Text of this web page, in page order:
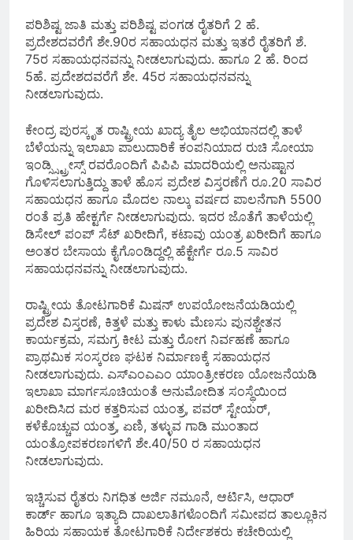
ಪರಿಶಿಷ್ಟ ಜಾತಿ ಮತ್ತು ಪರಿಶಿಷ್ಟ ಪಂಗಡ ರೈತರಿಗೆ 2 ಹೆ.
ಪ್ರದೇಶದವರೆಗೆ ಶೇ.90ರ ಸಹಾಯಧನ ಮತ್ತು ಇತರೆ ರೈತರಿಗೆ ಶೆ.
75ರ ಸಹಾಯಧನವನ್ನು ನೀಡಲಾಗುವುದು. ಹಾಗೂ 2 ಹೆ. ರಿಂದ
5ಹೆ. ಪ್ರದೇಶದವರೆಗೆ ಶೇ. 45ರ ಸಹಾಯಧನವನ್ನು
ನೀಡಲಾಗುವುದು.
ಕೇಂದ್ರ ಪುರಸ್ಕೃತ ರಾಷ್ಟ್ರೀಯ ಖಾದ್ಯ ತೈಲ ಅಭಿಯಾನದಲ್ಲಿ ತಾಳೆ
ಬೆಳೆಯನ್ನು ಇಲಾಖಾ ಪಾಲುದಾರಿಕೆ ಕಂಪನಿಯಾದ ರುಚಿ ಸೋಯಾ
ಇಂಡ್ಸ್ಸ್ಟ್ರೀಸ್ಸ್ ರವರೊಂದಿಗೆ ಪಿಪಿಪಿ ಮಾದರಿಯಲ್ಲಿ ಅನುಷ್ಟಾನ
ಗೊಳಿಸಲಾಗುತ್ತಿದ್ದು ತಾಳೆ ಹೊಸ ಪ್ರದೇಶ ವಿಸ್ತರಣೆಗೆ ರೂ.20 ಸಾವಿರ
ಸಹಾಯಧನ ಹಾಗೂ ಮೊದಲ ನಾಲ್ಕು ವರ್ಷದ ಪಾಲನೆಗಾಗಿ 5500
ರಂತೆ ಪ್ರತಿ ಹೇಕ್ಟರ್ಗೆ ನೀಡಲಾಗುವುದು. ಇದರ ಜೊತೆಗೆ ತಾಳೆಯಲ್ಲಿ
ಡಿಸೇಲ್ ಪಂಪ್ ಸೆಟ್ ಖರೀದಿಗೆ, ಕಟಾವು ಯಂತ್ರ ಖರೀದಿಗೆ ಹಾಗೂ
ಅಂತರ ಬೇಸಾಯ ಕೈಗೊಂಡಿದ್ದಲ್ಲಿ ಹೆಕ್ಟೇರ್ಗೆ ರೂ.5 ಸಾವಿರ
ಸಹಾಯಧನವನ್ನು ನೀಡಲಾಗುವುದು.
ರಾಷ್ಟ್ರೀಯ ತೋಟಗಾರಿಕೆ ಮಿಷನ್ ಉಪಯೋಜನೆಯಡಿಯಲ್ಲಿ
ಪ್ರದೇಶ ವಿಸ್ತರಣೆ, ಕಿತ್ತಳೆ ಮತ್ತು ಕಾಳು ಮೆಣಸು ಪುನಶ್ಚೇತನ
ಕಾರ್ಯಕ್ರಮ, ಸಮಗ್ರ ಕೀಟ ಮತ್ತು ರೋಗ ನಿರ್ವಹಣೆ ಹಾಗೂ
ಪ್ರಾಥಮಿಕ ಸಂಸ್ಕರಣ ಘಟಕ ನಿರ್ಮಾಣಕ್ಕೆ ಸಹಾಯಧನ
ನೀಡಲಾಗುವುದು. ಎಸ್‌ಎಂಎಎಂ ಯಾಂತ್ರೀಕರಣ ಯೋಜನೆಯಡಿ
ಇಲಾಖಾ ಮಾರ್ಗಸೂಚಿಯಂತೆ ಅನುಮೋದಿತ ಸಂಸ್ಥೆಯಿಂದ
ಖರೀದಿಸಿದ ಮರ ಕತ್ತರಿಸುವ ಯಂತ್ರ, ಪವರ್ ಸ್ಟೇಯರ್,
ಕಳೆಕೊಚ್ಚುವ ಯಂತ್ರ, ಏಣಿ, ತಳ್ಳುವ ಗಾಡಿ ಮುಂತಾದ
ಯಂತ್ರೋಪಕರಣಗಳಿಗೆ ಶೇ.40/50 ರ ಸಹಾಯಧನ
ನೀಡಲಾಗುವುದು.
ಇಚ್ಚಿಸುವ ರೈತರು ನಿಗಧಿತ ಅರ್ಜಿ ನಮೂನೆ, ಆರ್ಟಿಸಿ, ಆಧಾರ್
ಕಾರ್ಡ್ ಹಾಗೂ ಇತ್ಯಾದಿ ದಾಖಲಾತಿಗಳೊಂದಿಗೆ ಸಮೀಪದ ತಾಲ್ಲೂಕಿನ
ಹಿರಿಯ ಸಹಾಯಕ ತೋಟಗಾರಿಕೆ ನಿರ್ದೇಶಕರು ಕಚೇರಿಯಲ್ಲಿ